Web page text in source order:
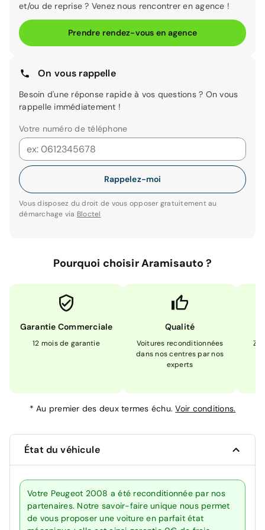
et/ou de reprise ? Venez nous rencontrer en agence !
Prendre rendez-vous en agence
On vous rappelle
Besoin d'une réponse rapide à vos questions ? On vous
rappelle immédiatement !
Votre numéro de téléphone
Rappelez-moi
Vous disposez du droit de vous opposer gratuitement au
démarchage via Bloctel
Pourquoi choisir Aramisauto ?
Garantie Commerciale
12 mois de garantie
Qualité
Voitures reconditionnées
dans nos centres par nos
experts
*Au premier des deux termes échu.Voir conditions.
État du véhicule
Votre Peugeot 2008 a été reconditionnée par nos
partenaires. Notre savoir-faire unique nous permet
de vous proposer une voiture en parfait état